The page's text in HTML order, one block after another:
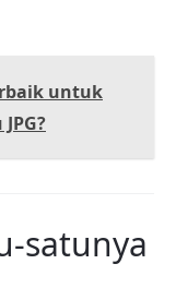
untuk
satunya